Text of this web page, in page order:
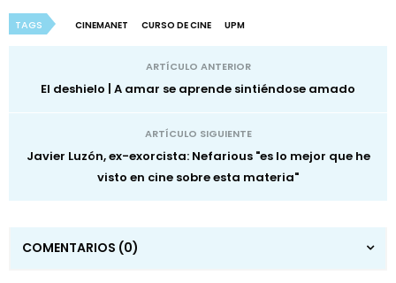
TAGS CINEMANET CURSO DE CINE UPM
ARTÍCULO ANTERIOR
El deshielo | A amar se aprende sintiéndose amado
ARTÍCULO SIGUIENTE
Javier Luzón, ex-exorcista: Nefarious "es lo mejor que he
visto en cine sobre esta materia"
COMENTARIOS (0)